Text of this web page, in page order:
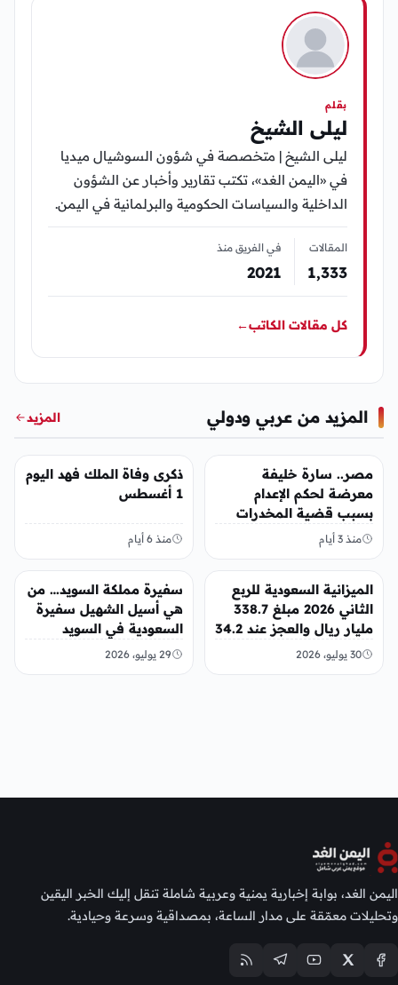
بقلم
ليلى الشيخ
ليلى الشيخ | متخصصة في شؤون السوشيال ميديا
في «اليمن الغد»، تكتب تقارير وأخبار عن الشؤون
الداخلية والسياسات الحكومية والبرلمانية في اليمن.
المقالات
1٬333
في الفريق منذ
2021
كل مقالات الكاتب←
المزيد من عربي ودولي المزيد
مصر.. سارة خليفة
معرضة لحكم الإعدام
بسبب قضية المخدرات
الكبرى
منذ 3 أيام
عربي ودولي
ذكرى وفاة الملك فهد اليوم
1 أغسطس
منذ 6 أيام
عربي ودولي
الميزانية السعودية للربع
الثاني 2026 مبلغ 338.7
مليار ريال والعجز عند 34.2
مليار ريال
30 يوليو، 2026
عربي ودولي
سفيرة مملكة السويد… من
هي أسيل الشهيل سفيرة
السعودية في السويد
29 يوليو، 2026
اليمن الغد، بوابة إخبارية يمنية وعربية شاملة تنقل إليك الخبر اليقين
وتحليلات معمّقة على مدار الساعة، بمصداقية وسرعة وحيادية.